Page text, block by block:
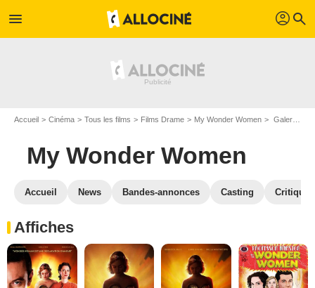
menu profil search
Accueil Cinéma Tous les films Films Drame My Wonder Women Galerie photos du film My Wonder Women
My Wonder Women
Accueil News Bandes-annonces Casting
Affiches